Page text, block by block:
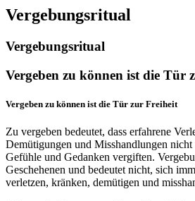
Vergebungsritual
Vergebungsritual
Vergeben zu können ist die Tür
Vergeben zu können ist die Tür zur Freiheit
Zu vergeben bedeutet, dass erfahrene
Demütigungen und Misshandlungen nicht
Gefühle und Gedanken vergiften.
Geschehenen und bedeutet nicht, sich
verletzen, kränken, demütigen und